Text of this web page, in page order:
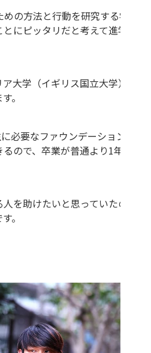
の方法と行動を研究する学
にピッタリだと考えて進学
大学（イギリス国立大学）
。
必要なファウンデーション
ので、卒業が普通より1年
を助けたいと思っていたの
。